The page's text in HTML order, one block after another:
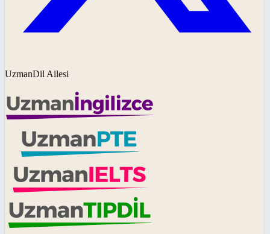
UzmanDil Ailesi